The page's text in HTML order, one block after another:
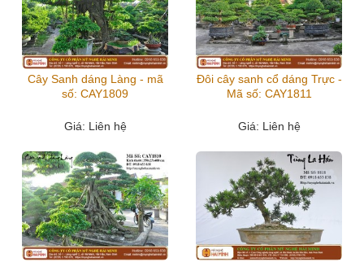
Cây Sanh dáng Làng - mã
số: CAY1809
Giá: Liên hệ
Đôi cây sanh cổ dáng Trực -
Mã số: CAY1811
Giá: Liên hệ